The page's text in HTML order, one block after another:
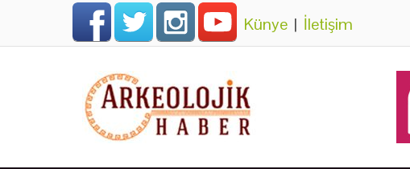
Künye | İletişim